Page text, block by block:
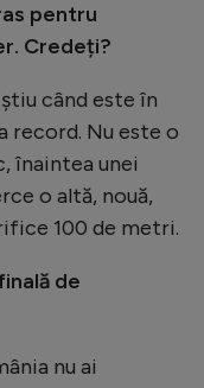
pentru
Credeți?
când este în
record. Nu este o
înaintea unei
o altă, nouă,
100 de metri.
de
nu ai